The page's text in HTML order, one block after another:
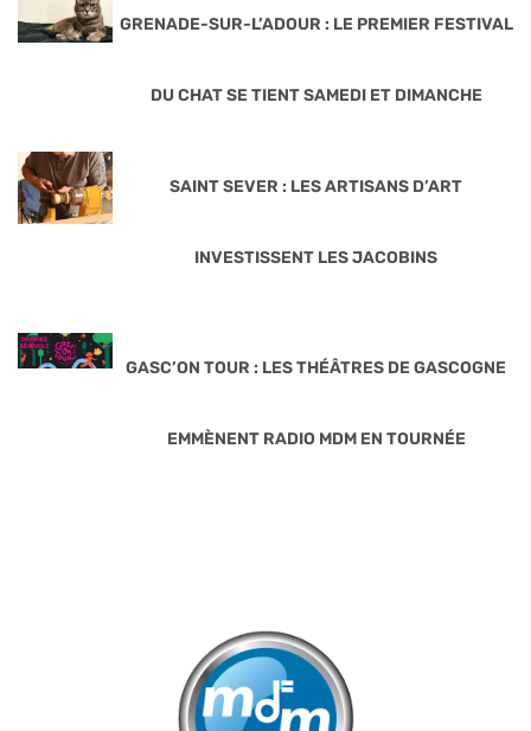
GRENADE-SUR-L’ADOUR : LE PREMIER FESTIVAL
DU CHAT SE TIENT SAMEDI ET DIMANCHE
SAINT SEVER : LES ARTISANS D’ART
INVESTISSENT LES JACOBINS
GASC’ON TOUR : LES THÉÂTRES DE GASCOGNE
EMMÈNENT RADIO MDM EN TOURNÉE